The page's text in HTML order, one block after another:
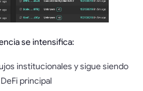
se intensifica:
institucionales y sigue siendo
principal